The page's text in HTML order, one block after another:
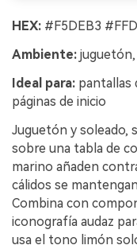
HEX: #F5DEB3
Ambiente:
Ideal para: pantallas
páginas de inicio
Juguetón y soleado,
sobre una tabla de
marino añaden
cálidos se
Combina con
iconografía audaz
usa el tono limón